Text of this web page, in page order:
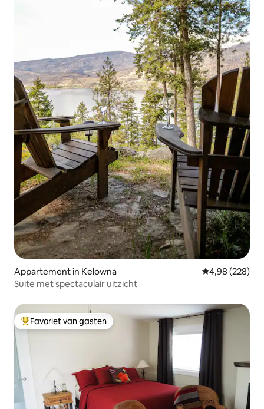
Appartement in Kelowna Gemiddelde
4,98 (228)
Suite met spectaculair uitzicht
Topfavoriet van gasten
Favoriet van gasten